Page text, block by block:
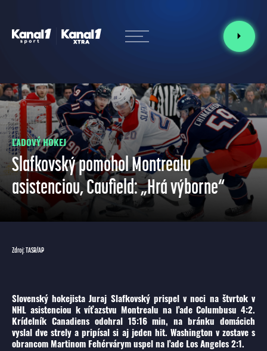
ĽADOVÝ HOKEJ
Slafkovský pomohol Montrealu
asistenciou, Caufield: „Hrá výborne“
Zdroj: TASR/AP
Slovenský hokejista Juraj Slafkovský prispel v noci na štvrtok v
NHL asistenciou k víťazstvu Montrealu na ľade Columbusu 4:2.
Krídelník Canadiens odohral 15:16 min, na bránku domácich
vyslal dve strely a pripísal si aj jeden hit. Washington v zostave s
obrancom Martinom Fehérvárym uspel na ľade Los Angeles 2:1.